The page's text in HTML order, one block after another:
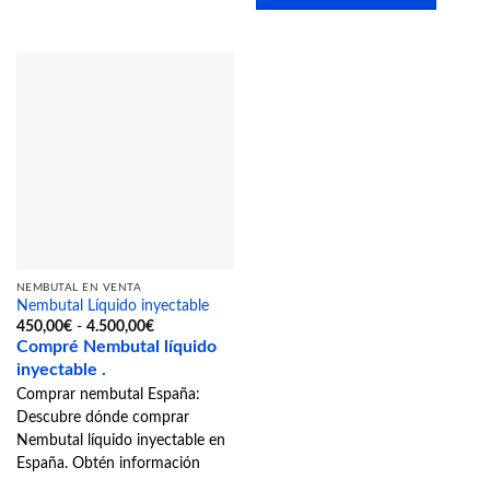
NEMBUTAL EN VENTA
Nembutal Líquido inyectable
450,00€ - 4.500,00€Rango
de
precios:
hasta
4.500,00€
Compré Nembutal líquido
inyectable .
Comprar nembutal España:
Descubre dónde comprar
Nembutal líquido inyectable en
España. Obtén información